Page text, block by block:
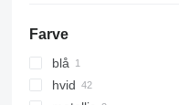
Farve
blå
hvid